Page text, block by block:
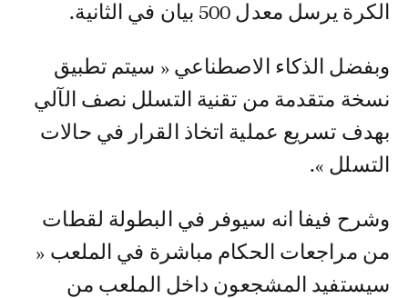
الكرة يرسل معدل 500 بيان في الثانية.
وبفضل الذكاء الاصطناعي « سيتم تطبيق
نسخة متقدمة من تقنية التسلل نصف الآلي
بهدف تسريع عملية اتخاذ القرار في حالات
التسلل ».
وشرح فيفا انه سيوفر في البطولة لقطات
من مراجعات الحكام مباشرة في الملعب «
سيستفيد المشجعون داخل الملعب من